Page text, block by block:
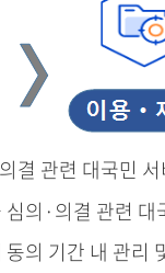
결 관련 대국민
심의·의결 관련
의 기간 내 관리